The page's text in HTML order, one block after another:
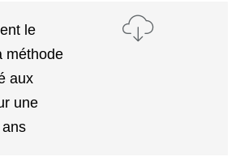
le
méthode
aux
une